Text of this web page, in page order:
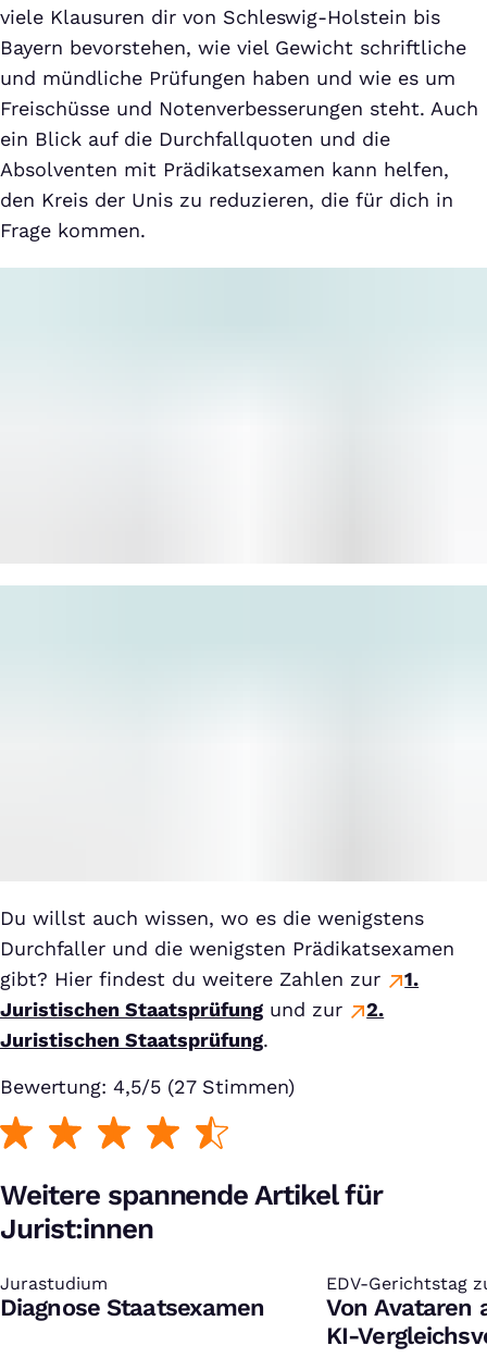
viele Klausuren dir von Schleswig-Holstein bis
Bayern bevorstehen, wie viel Gewicht schriftliche
und mündliche Prüfungen haben und wie es um
Freischüsse und Notenverbesserungen steht. Auch
ein Blick auf die Durchfallquoten und die
Absolventen mit Prädikatsexamen kann helfen,
den Kreis der Unis zu reduzieren, die für dich in
Frage kommen.
Du willst auch wissen, wo es die wenigstens
Durchfaller und die wenigsten Prädikatsexamen
gibt? Hier findest du weitere Zahlen zur
1.
Juristischen Staatsprüfung und zur
2.
Juristischen Staatsprüfung.
Bewertung: 4,5/5 (27 Stimmen)
Weitere spannende Artikel für
Jurist:innen
Jurastudium
:
Diagnose Staatsexamen
EDV-Gerichtstag
:
Von Ava­taren
KI-